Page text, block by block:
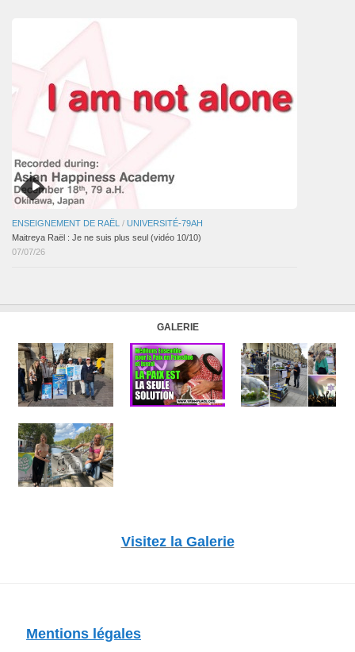
ENSEIGNEMENT DE RAËL / UNIVERSITÉ-79AH
Maitreya Raël : Je ne suis plus seul (vidéo 10/10)
07/07/26
GALERIE
Visitez la Galerie
Mentions légales